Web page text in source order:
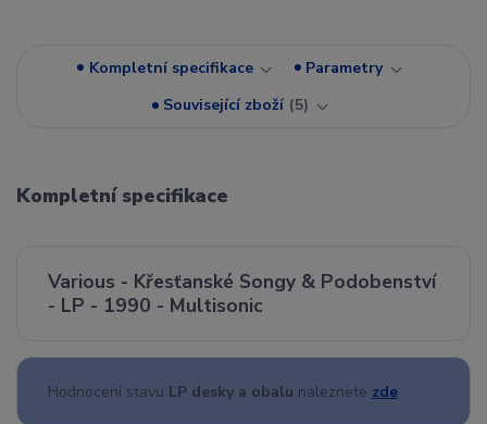
Kompletní specifikace
Parametry
Související zboží 5
Kompletní specifikace
Various - Křesťanské Songy & Podobenství
- LP - 1990 - Multisonic
Hodnocení stavu LP desky a obalu naleznete zde